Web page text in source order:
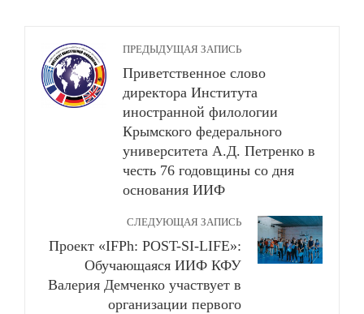
ПРЕДЫДУЩАЯ ЗАПИСЬ
Приветственное слово
директора Института
иностранной филологии
Крымского федерального
университета А.Д. Петренко в
честь 76 годовщины со дня
основания ИИФ
СЛЕДУЮЩАЯ ЗАПИСЬ
Проект «IFPh: POST-SI-LIFE»:
Обучающаяся ИИФ КФУ
Валерия Демченко участвует в
организации первого